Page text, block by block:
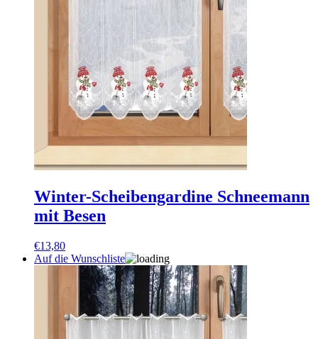
Winter-Scheibengardine Schneemann
mit Besen
€13,80
Auf die Wunschliste